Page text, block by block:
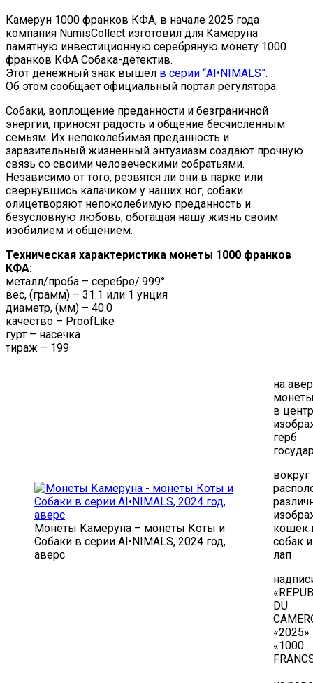
Камерун 1000 франков КФА, в начале 2025 года
компания NumisCollect изготовил для Камеруна
памятную инвестиционную серебряную монету 1000
франков КФА Собака-детектив.
Этот денежный знак вышел в серии “AI•NIMALS”.
Об этом сообщает официальный портал регулятора.
Собаки, воплощение преданности и безграничной
энергии, приносят радость и общение бесчисленным
семьям. Их непоколебимая преданность и
заразительный жизненный энтузиазм создают прочную
связь со своими человеческими собратьями.
Независимо от того, резвятся ли они в парке или
свернувшись калачиком у наших ног, собаки
олицетворяют непоколебимую преданность и
безусловную любовь, обогащая нашу жизнь своим
изобилием и общением.
Техническая характеристика монеты 1000 франков
КФА:
металл/проба – серебро/.999°
вес, (грамм) – 31.1 или 1 унция
диаметр, (мм) – 40.0
качество – ProofLike
гурт – насечка
тираж – 199
Монеты Камеруна – монеты Коты и
Собаки в серии AI•NIMALS, 2024 год,
аверс
на
в
герб
вокруг
кошек
собак
лап
DU
«2025»
«1000